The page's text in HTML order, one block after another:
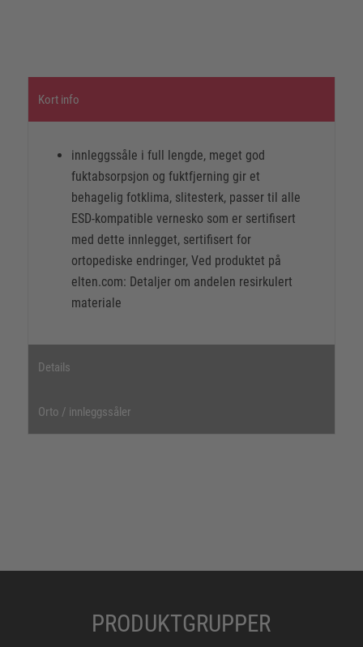
Kort info
innleggssåle i full lengde, meget god
fuktabsorpsjon og fuktfjerning gir et
behagelig fotklima, slitesterk, passer til alle
ESD-kompatible vernesko som er sertifisert
med dette innlegget, sertifisert for
ortopediske endringer, Ved produktet på
elten.com: Detaljer om andelen resirkulert
materiale
Details
Orto / innleggssåler
PRODUKTGRUPPER